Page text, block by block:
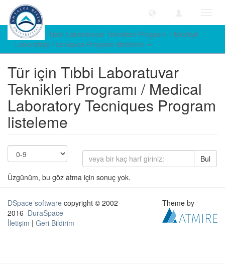
Türe göre Tıbbi Laboratuvar Teknikleri Programı / Medical
Laboratory Tecniques Program listeleme
Tür için Tıbbi Laboratuvar
Teknikleri Programı / Medical
Laboratory Tecniques Program
listeleme
Bul
Üzgünüm, bu göz atma için sonuç yok.
DSpace software copyright © 2002-
2016 DuraSpace
İletişim | Geri Bildirim
Theme by